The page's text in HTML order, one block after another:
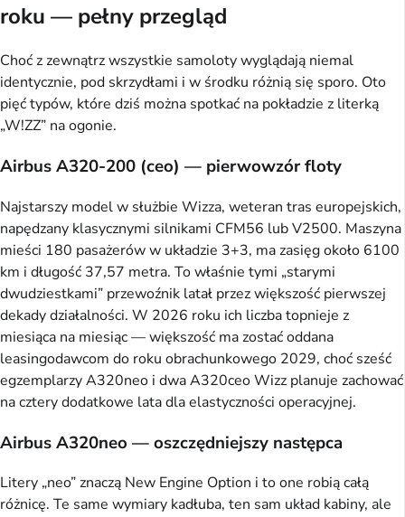
roku — pełny przegląd
Choć z zewnątrz wszystkie samoloty wyglądają niemal
identycznie, pod skrzydłami i w środku różnią się sporo. Oto
pięć typów, które dziś można spotkać na pokładzie z literką
„W!ZZ” na ogonie.
Airbus A320-200 (ceo) — pierwowzór floty
Najstarszy model w służbie Wizza, weteran tras europejskich,
napędzany klasycznymi silnikami CFM56 lub V2500. Maszyna
mieści 180 pasażerów w układzie 3+3, ma zasięg około 6100
km i długość 37,57 metra. To właśnie tymi „starymi
dwudziestkami” przewoźnik latał przez większość pierwszej
dekady działalności. W 2026 roku ich liczba topnieje z
miesiąca na miesiąc — większość ma zostać oddana
leasingodawcom do roku obrachunkowego 2029, choć sześć
egzemplarzy A320neo i dwa A320ceo Wizz planuje zachować
na cztery dodatkowe lata dla elastyczności operacyjnej.
Airbus A320neo — oszczędniejszy następca
Litery „neo” znaczą New Engine Option i to one robią całą
różnicę. Te same wymiary kadłuba, ten sam układ kabiny, ale